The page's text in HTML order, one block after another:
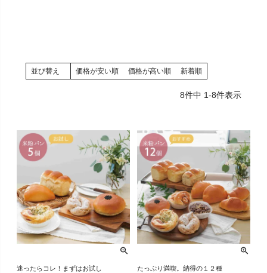
並び替え 価格が安い順 価格が高い順 新着順
8件中 1-8件表示
迷ったらコレ！まずはお試し
たっぷり満喫。納得の１２種